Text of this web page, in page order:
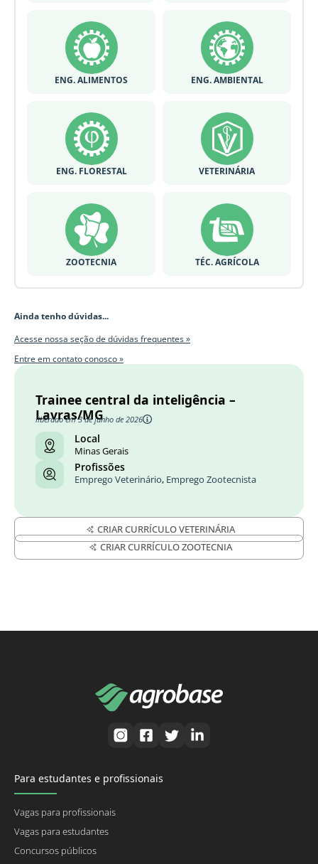
ENG. ALIMENTOS ENG. AMBIENTAL
ENG. FLORESTAL VETERINÁRIA
ZOOTECNIA TÉC. AGRÍCOLA
Ainda tenho dúvidas...
Acesse nossa seção de dúvidas frequentes »
Entre em contato conosco »
Trainee central da inteligência –
Lavras/MG
liberado em 3 de junho de 2026
Local
Minas Gerais
Profissões
Emprego Veterinário, Emprego Zootecnista
CRIAR CURRÍCULO VETERINÁRIA
CRIAR CURRÍCULO ZOOTECNIA
Para estudantes e profissionais
Vagas para profissionais
Vagas para estudantes
Concursos públicos